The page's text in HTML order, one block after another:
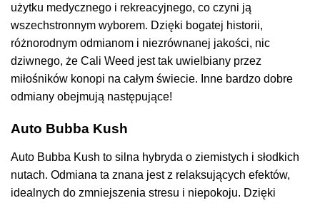
użytku medycznego i rekreacyjnego, co czyni ją
wszechstronnym wyborem. Dzięki bogatej historii,
różnorodnym odmianom i niezrównanej jakości, nic
dziwnego, że Cali Weed jest tak uwielbiany przez
miłośników konopi na całym świecie. Inne bardzo dobre
odmiany obejmują następujące!
Auto Bubba Kush
Auto Bubba Kush to silna hybryda o ziemistych i słodkich
nutach. Odmiana ta znana jest z relaksujących efektów,
idealnych do zmniejszenia stresu i niepokoju. Dzięki